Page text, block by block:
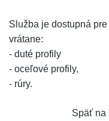
Služba je dostupná
vrátane:
- duté profily
- oceľové profily,
- rúry.
Späť na